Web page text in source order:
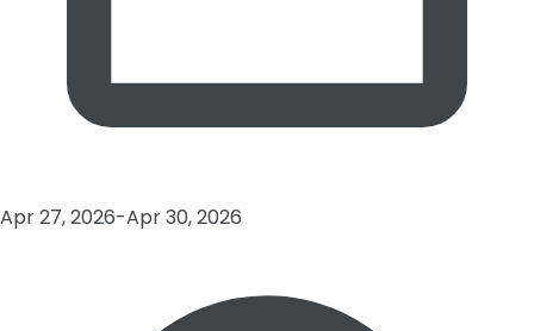
Apr 27, 2026-Apr 30, 2026